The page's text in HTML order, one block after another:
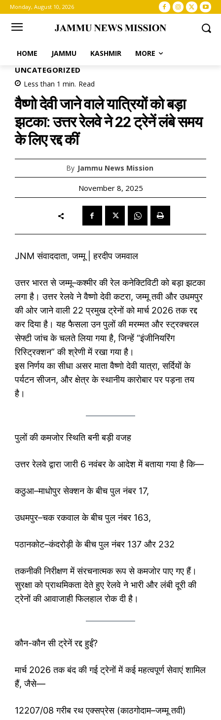
Monday, August 10, 2026
HOME JAMMU KASHMIR MORE
UNCATEGORIZED
Less than 1 min. Read
वैष्णो देवी जाने वाले यात्रियों को बड़ा
झटका: उत्तर रेलवे ने 22 ट्रेनें लंबे समय
के लिए रद्द कीं
By Jammu News Mission
November 8, 2025
JNM संवाददाता, जम्मू | हरदीप जमवाल
उत्तर भारत से जम्मू–कश्मीर की रेल कनेक्टिविटी को बड़ा झटका
लगा है। उत्तर रेलवे ने वैष्णो देवी कटरा, जम्मू तवी और उधमपुर
की ओर जाने वाली 22 प्रमुख ट्रेनों को मार्च 2026 तक रद्द
कर दिया है। यह फैसला उन पुलों की मरम्मत और स्ट्रक्चरल
सेफ्टी जांच के चलते लिया गया है, जिन्हें “इंजीनियरिंग
रिस्ट्रिक्शन” की श्रेणी में रखा गया है।
इस निर्णय का सीधा असर माता वैष्णो देवी यात्रा, सर्दियों के
पर्यटन सीजन, और क्षेत्र के स्थानीय कारोबार पर पड़ना तय
है।
पुलों की कमजोर स्थिति बनी बड़ी वजह
उत्तर रेलवे द्वारा जारी 6 नवंबर के आदेश में बताया गया है कि—
कठुआ–माधोपुर सेक्शन के बीच पुल नंबर 17,
उधमपुर–चक रकवाल के बीच पुल नंबर 163,
पठानकोट–कंदरोड़ी के बीच पुल नंबर 137 और 232
तकनीकी निरीक्षण में संरचनात्मक रूप से कमजोर पाए गए हैं।
सुरक्षा को प्राथमिकता देते हुए रेलवे ने भारी और लंबी दूरी की
ट्रेनों की आवाजाही फिलहाल रोक दी है।
कौन-कौन सी ट्रेनें रद्द हुईं?
मार्च 2026 तक बंद की गई ट्रेनों में कई महत्वपूर्ण सेवाएं शामिल
हैं, जैसे—
12207/08 गरीब रथ एक्सप्रेस (काठगोदाम–जम्मू तवी)